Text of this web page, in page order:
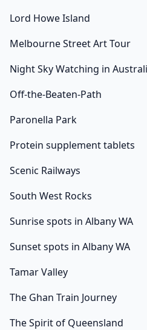
Lord Howe Island
Melbourne Street Art Tour
Night Sky Watching in
Off-the-Beaten-Path
Paronella Park
Protein supplement tablets
Scenic Railways
South West Rocks
Sunrise spots in Albany WA
Sunset spots in Albany WA
Tamar Valley
The Ghan Train Journey
The Spirit of Queensland